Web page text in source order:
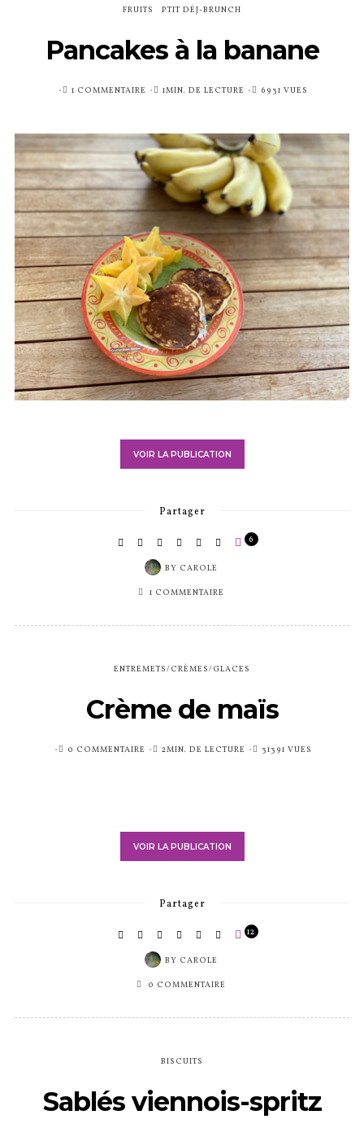
FRUITS PTIT DÉJ-BRUNCH
Pancakes à la banane
PUBLIÉ1 COMMENTAIRE 1MIN. DE LECTURE 6931 VUES
VOIR LA PUBLICATION
Partager
BY CAROLE
6
1 COMMENTAIRE
ENTREMETS/CRÈMES/GLACES
Crème de maïs
PUBLIÉ0 COMMENTAIRE 2MIN. DE LECTURE 31391 VUES
VOIR LA PUBLICATION
Partager
BY CAROLE
12
0 COMMENTAIRE
BISCUITS
Sablés viennois-spritz